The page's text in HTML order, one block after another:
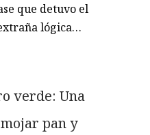
que detuvo el
lógica…
verde: Una
pan y